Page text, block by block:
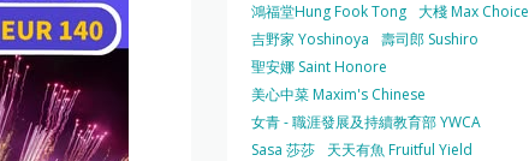
鴻福堂Hung Fook Tong 大棧 Max Choice
吉野家 Yoshinoya
壽司郎 Sushiro
聖安娜 Saint Honore
美心中菜 Maxim's Chinese
女青 - 職涯發展及持續教育部 YWCA
Sasa 莎莎
天天有魚 Fruitful Yield